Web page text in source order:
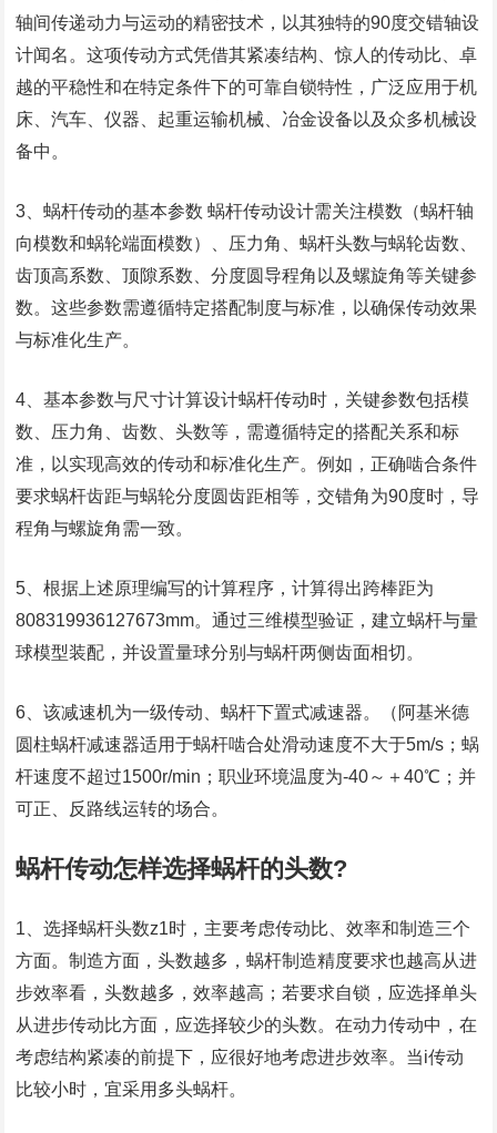
轴间传递动力与运动的精密技术，以其独特的90度交错轴设
计闻名。这项传动方式凭借其紧凑结构、惊人的传动比、卓
越的平稳性和在特定条件下的可靠自锁特性，广泛应用于机
床、汽车、仪器、起重运输机械、冶金设备以及众多机械设
备中。
3、蜗杆传动的基本参数 蜗杆传动设计需关注模数（蜗杆轴
向模数和蜗轮端面模数）、压力角、蜗杆头数与蜗轮齿数、
齿顶高系数、顶隙系数、分度圆导程角以及螺旋角等关键参
数。这些参数需遵循特定搭配制度与标准，以确保传动效果
与标准化生产。
4、基本参数与尺寸计算设计蜗杆传动时，关键参数包括模
数、压力角、齿数、头数等，需遵循特定的搭配关系和标
准，以实现高效的传动和标准化生产。例如，正确啮合条件
要求蜗杆齿距与蜗轮分度圆齿距相等，交错角为90度时，导
程角与螺旋角需一致。
5、根据上述原理编写的计算程序，计算得出跨棒距为
808319936127673mm。通过三维模型验证，建立蜗杆与量
球模型装配，并设置量球分别与蜗杆两侧齿面相切。
6、该减速机为一级传动、蜗杆下置式减速器。（阿基米德
圆柱蜗杆减速器适用于蜗杆啮合处滑动速度不大于5m/s；蜗
杆速度不超过1500r/min；职业环境温度为-40～＋40℃；并
可正、反路线运转的场合。
蜗杆传动怎样选择蜗杆的头数?
1、选择蜗杆头数z1时，主要考虑传动比、效率和制造三个
方面。制造方面，头数越多，蜗杆制造精度要求也越高从进
步效率看，头数越多，效率越高；若要求自锁，应选择单头
从进步传动比方面，应选择较少的头数。在动力传动中，在
考虑结构紧凑的前提下，应很好地考虑进步效率。当i传动
比较小时，宜采用多头蜗杆。